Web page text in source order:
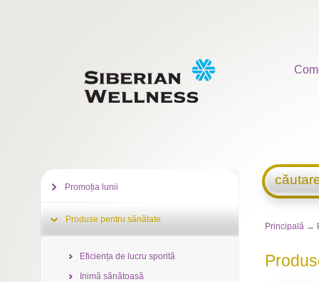
Principală →
Promoția lunii
Produse pentru sănătate
Eficiența de lucru sporită
Inimă sănătoasă